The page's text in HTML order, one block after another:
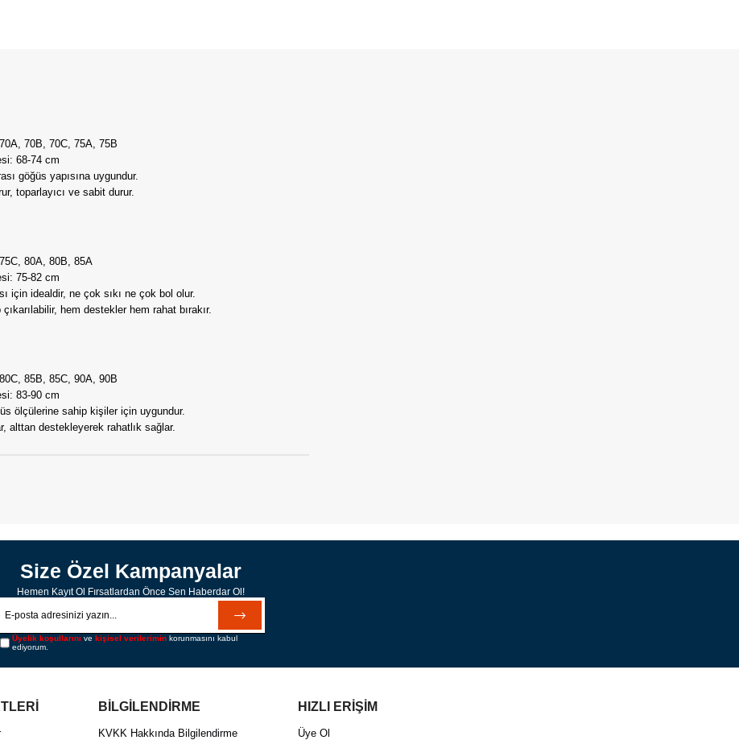
70B, 70C, 75A, 75B
68-74 cm
göğüs yapısına uygundur.
toparlayıcı ve sabit durur.
80A, 80B, 85A
75-82 cm
idealdir, ne çok sıkı ne çok bol olur.
hem destekler hem rahat bırakır.
85B, 85C, 90A, 90B
83-90 cm
ölçülerine sahip kişiler için uygundur.
destekleyerek rahatlık sağlar.
Size Özel Kampanyalar
Hemen Kayıt Ol Fırsatlardan Önce Sen Haberdar Ol!
Üyelik koşullarını vekişisel verilerimin korunmasını kabul
ediyorum.
BİLGİLENDİRME
KVKK Hakkında Bilgilendirme
HIZLI ERİŞİM
Üye Ol